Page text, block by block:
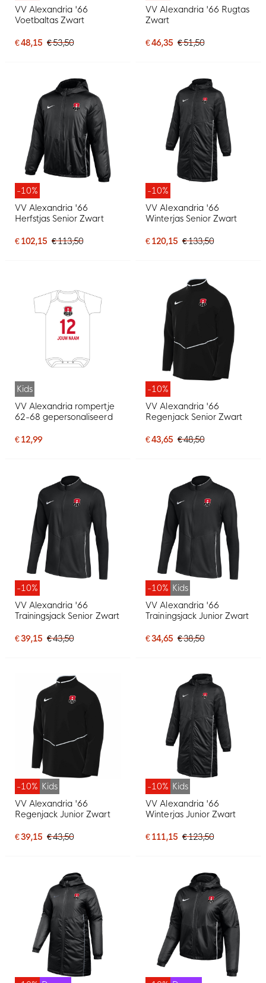
VV Alexandria '66
Voetbaltas Zwart
€ 48,15 € 53,50
VV Alexandria '66 Rugtas
Zwart
€ 46,35 € 51,50
-10%
VV Alexandria '66
Herfstjas Senior Zwart
€ 102,15 € 113,50
-10%
VV Alexandria '66
Winterjas Senior Zwart
€ 120,15 € 133,50
Kids
VV Alexandria rompertje
62-68 gepersonaliseerd
€ 12,99
-10%
VV Alexandria '66
Regenjack Senior Zwart
€ 43,65 € 48,50
-10%
VV Alexandria '66
Trainingsjack Senior Zwart
€ 39,15 € 43,50
-10% Kids
VV Alexandria '66
Trainingsjack Junior Zwart
€ 34,65 € 38,50
-10% Kids
VV Alexandria '66
Regenjack Junior Zwart
€ 39,15 € 43,50
-10% Kids
VV Alexandria '66
Winterjas Junior Zwart
€ 111,15 € 123,50